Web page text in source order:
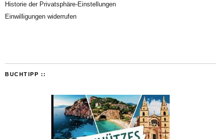
Historie der Privatsphäre-Einstellungen
Einwilligungen widerrufen
BUCHTIPP ::